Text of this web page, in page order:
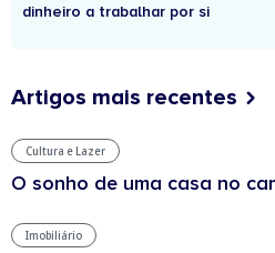
dinheiro a trabalhar por si
Artigos mais recentes
Cultura e Lazer
O sonho de uma casa no
Imobiliário